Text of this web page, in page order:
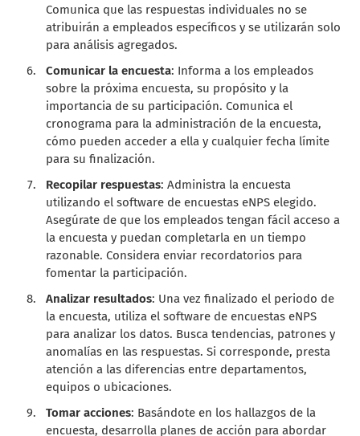
Comunica que las respuestas individuales no se
atribuirán a empleados específicos y se utilizarán solo
para análisis agregados.
Comunicar la encuesta: Informa a los empleados
sobre la próxima encuesta, su propósito y la
importancia de su participación. Comunica el
cronograma para la administración de la encuesta,
cómo pueden acceder a ella y cualquier fecha límite
para su finalización.
Recopilar respuestas: Administra la encuesta
utilizando el software de encuestas eNPS elegido.
Asegúrate de que los empleados tengan fácil acceso a
la encuesta y puedan completarla en un tiempo
razonable. Considera enviar recordatorios para
fomentar la participación.
Analizar resultados: Una vez finalizado el periodo de
la encuesta, utiliza el software de encuestas eNPS
para analizar los datos. Busca tendencias, patrones y
anomalías en las respuestas. Si corresponde, presta
atención a las diferencias entre departamentos,
equipos o ubicaciones.
Tomar acciones: Basándote en los hallazgos de la
encuesta, desarrolla planes de acción para abordar